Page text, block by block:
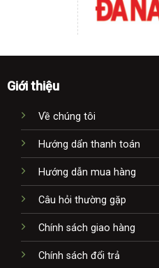
Giới thiệu
Về chúng tôi
Hướng dẩn thanh toán
Hướng dẫn mua hàng
Câu hỏi thường gặp
Chính sách giao hàng
Chính sách đổi trả